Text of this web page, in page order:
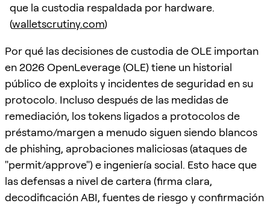
que la custodia respaldada por hardware.
(walletscrutiny.com)
Por qué las decisiones de custodia de OLE importan
en 2026 OpenLeverage (OLE) tiene un historial
público de exploits y incidentes de seguridad en su
protocolo. Incluso después de las medidas de
remediación, los tokens ligados a protocolos de
préstamo/margen a menudo siguen siendo blancos
de phishing, aprobaciones maliciosas (ataques de
"permit/approve") e ingeniería social. Esto hace que
las defensas a nivel de cartera (firma clara,
decodificación ABI, fuentes de riesgo y confirmación